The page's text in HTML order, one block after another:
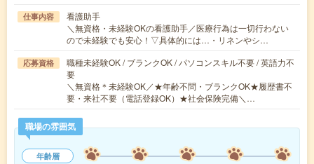
仕事内容
看護助手
＼無資格・未経験OKの看護助手／医療行為は一切行わない
ので未経験でも安心！▽具体的には…・リネンやシ…
応募資格
職種未経験OK / ブランクOK / パソコンスキル不要 / 英語力不
要
＼無資格＊未経験OK／★年齢不問・ブランクOK★履歴書不
要・来社不要（電話登録OK）★社会保険完備＼…
職場の雰囲気
年齢層